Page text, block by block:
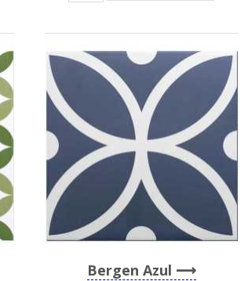
Bergen Azul